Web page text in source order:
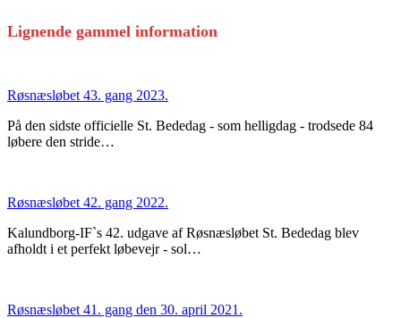
Lignende gammel information
Røsnæsløbet 43. gang 2023.
På den sidste officielle St. Bededag - som helligdag - trodsede 84
løbere den stride…
Røsnæsløbet 42. gang 2022.
Kalundborg-IF`s 42. udgave af Røsnæsløbet St. Bededag blev
afholdt i et perfekt løbevejr - sol…
Røsnæsløbet 41. gang den 30. april 2021.